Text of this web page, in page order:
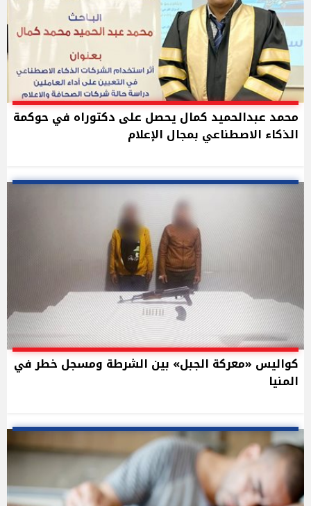
محمد عبدالحميد كمال يحصل على دكتوراه في حوكمة
الذكاء الاصطناعي بمجال الإعلام
كواليس «معركة الجبل» بين الشرطة ومسجل خطر في
المنيا